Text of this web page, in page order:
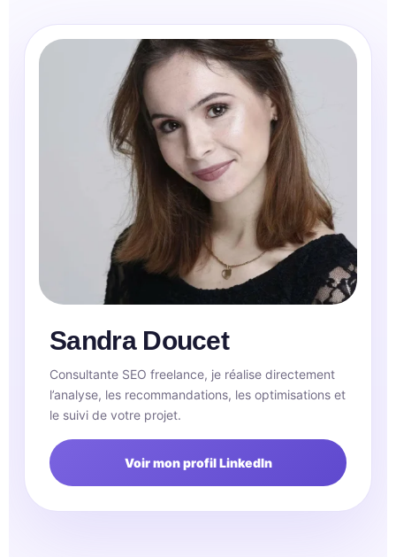
Sandra Doucet
Consultante SEO freelance, je réalise directement
l’analyse, les recommandations, les optimisations et
le suivi de votre projet.
Voir mon profil LinkedIn